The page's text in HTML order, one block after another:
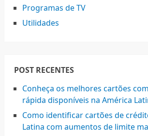
Programas de TV
Utilidades
POST RECENTES
Conheça os melhores cartões
rápida disponíveis na América
Como identificar cartões de
Latina com aumentos de limite